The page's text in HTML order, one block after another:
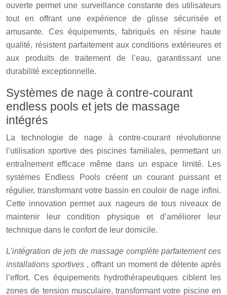
ouverte permet une surveillance constante des utilisateurs
tout en offrant une expérience de glisse sécurisée et
amusante. Ces équipements, fabriqués en résine haute
qualité, résistent parfaitement aux conditions extérieures et
aux produits de traitement de l’eau, garantissant une
durabilité exceptionnelle.
Systèmes de nage à contre-courant
endless pools et jets de massage
intégrés
La technologie de nage à contre-courant révolutionne
l’utilisation sportive des piscines familiales, permettant un
entraînement efficace même dans un espace limité. Les
systèmes Endless Pools créent un courant puissant et
régulier, transformant votre bassin en couloir de nage infini.
Cette innovation permet aux nageurs de tous niveaux de
maintenir leur condition physique et d’améliorer leur
technique dans le confort de leur domicile.
L’intégration de jets de massage complète parfaitement ces
installations sportives , offrant un moment de détente après
l’effort. Ces équipements hydrothérapeutiques ciblent les
zones de tension musculaire, transformant votre piscine en